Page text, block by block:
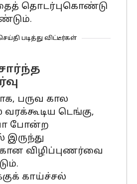
தொடர்புகொண்டு
படித்து விட்டீர்கள்
பருவ கால
டெங்கு,
போன்ற
இருந்து
விழிப்புணர்வை
காய்ச்சல்